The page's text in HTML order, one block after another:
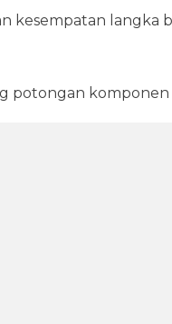
kesempatan langka
potongan